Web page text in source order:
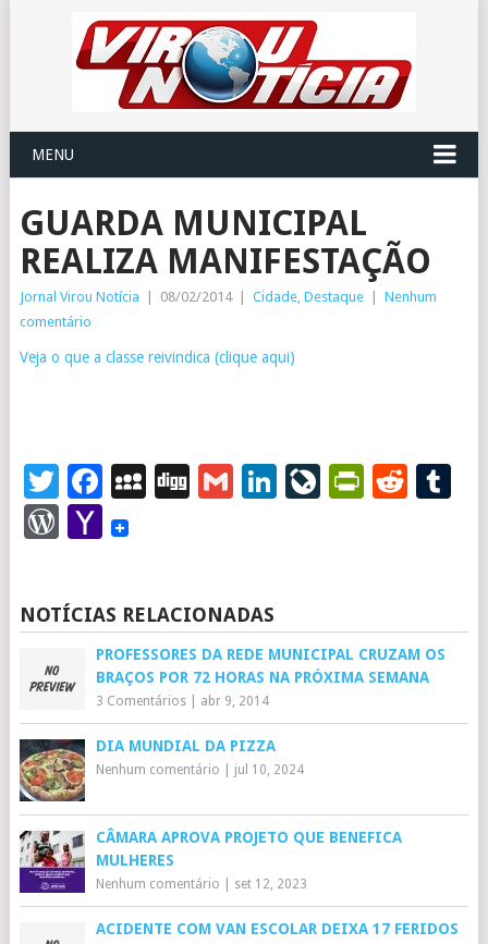
MENU
GUARDA MUNICIPAL
REALIZA MANIFESTAÇÃO
Jornal Virou Notícia 08/02/2014 Cidade, Destaque
Nenhum
comentário
Veja o que a classe reivindica (clique aqui)
Twitter
Facebook
MySpace
DiggGmailLinkedIn
WordPress
Yahoo
NOTÍCIAS RELACIONADAS
PROFESSORES DA REDE MUNICIPAL CRUZAM OS
BRAÇOS POR 72 HORAS NA PRÓXIMA SEMANA
3 Comentários| abr 9, 2014
DIA MUNDIAL DA PIZZA
Nenhum comentário jul 10, 2024
CÂMARA APROVA PROJETO QUE BENEFICA
MULHERES
Nenhum comentário set 12, 2023
ACIDENTE COM VAN ESCOLAR DEIXA 17 FERIDOS